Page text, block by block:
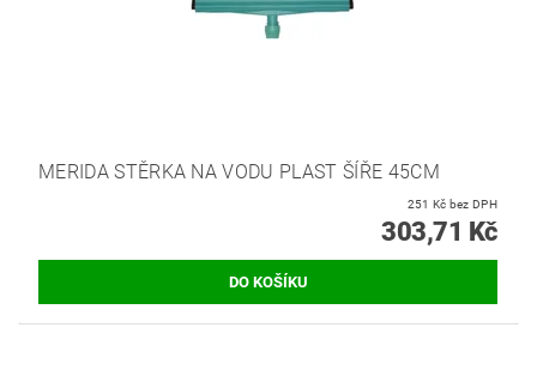
MERIDA STĚRKA NA VODU PLAST ŠÍŘE 45CM
251 Kč bez DPH
303,71 Kč